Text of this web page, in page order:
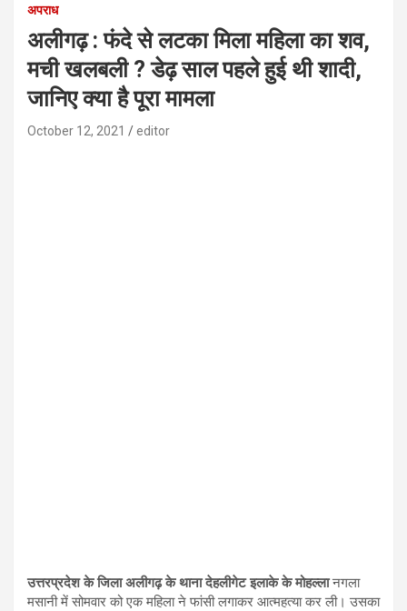
अपराध
अलीगढ़ : फंदे से लटका मिला महिला का शव,
मची खलबली ? डेढ़ साल पहले हुई थी शादी,
जानिए क्या है पूरा मामला
October 12, 2021 editor
उत्तरप्रदेश के जिला अलीगढ़ के थाना देहलीगेट इलाके के मोहल्लानगला
मसानी में सोमवार को एक महिला ने फांसी लगाकर आत्महत्या कर ली। उसका